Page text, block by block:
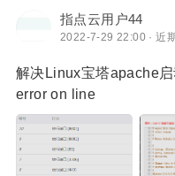
指点云用户44
2022-7-29 22:00 · 近
解决Linux宝塔apache
error on line